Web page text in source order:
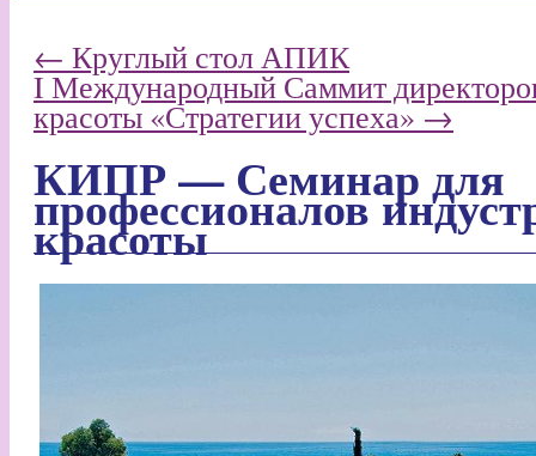
← Круглый стол АПИК
I Международный Саммит
красоты «Стратегии успеха»→
КИПР — Семинар для
профессионалов
красоты